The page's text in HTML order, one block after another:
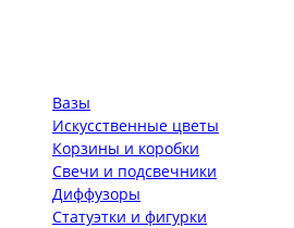
Вазы
Искусственные цветы
Корзины и коробки
Свечи и подсвечники
Диффузоры
Статуэтки и фигурки